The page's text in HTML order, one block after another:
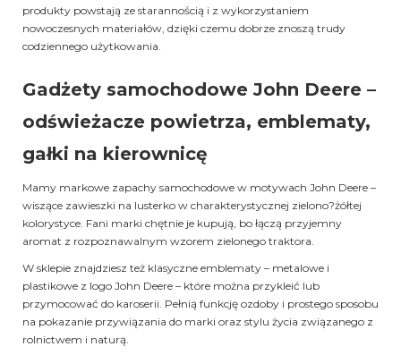
produkty powstają ze starannością i z wykorzystaniem
nowoczesnych materiałów, dzięki czemu dobrze znoszą trudy
codziennego użytkowania.
Gadżety samochodowe John Deere –
odświeżacze powietrza, emblematy,
gałki na kierownicę
Mamy markowe zapachy samochodowe w motywach John Deere –
wiszące zawieszki na lusterko w charakterystycznej zielono?żółtej
kolorystyce. Fani marki chętnie je kupują, bo łączą przyjemny
aromat z rozpoznawalnym wzorem zielonego traktora.
W sklepie znajdziesz też klasyczne emblematy – metalowe i
plastikowe z logo John Deere – które można przykleić lub
przymocować do karoserii. Pełnią funkcję ozdoby i prostego sposobu
na pokazanie przywiązania do marki oraz stylu życia związanego z
rolnictwem i naturą.